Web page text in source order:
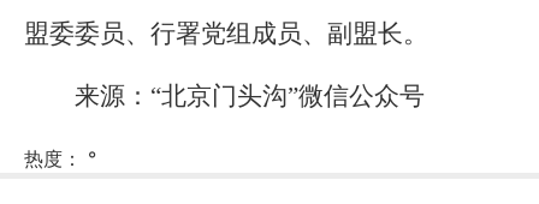
盟委委员、行署党组成员、副盟长。
来源：“北京门头沟”微信公众号
热度： °